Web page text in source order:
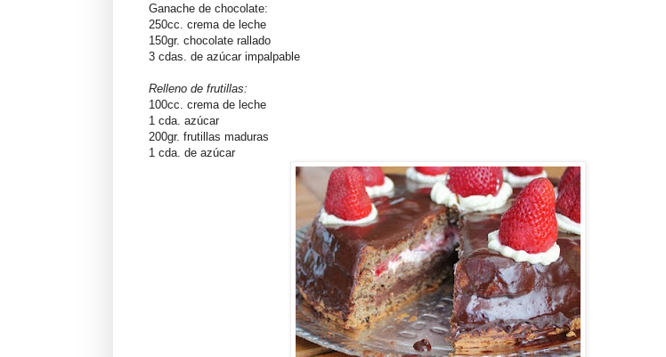
Ganache de chocolate:
250cc. crema de leche
150gr. chocolate rallado
3 cdas. de azúcar impalpable
Relleno de frutillas:
100cc. crema de leche
1 cda. azúcar
200gr. frutillas maduras
1 cda. de azúcar